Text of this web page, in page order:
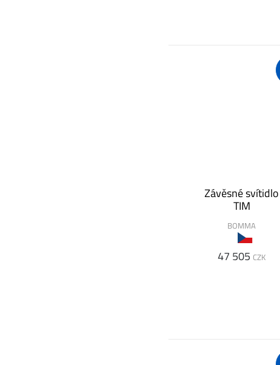
Závěsné svítidlo
TIM
BOMMA
47 505 CZK